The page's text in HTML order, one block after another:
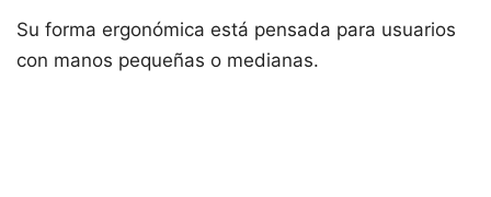
Su forma ergonómica está pensada para usuarios
con manos pequeñas o medianas.